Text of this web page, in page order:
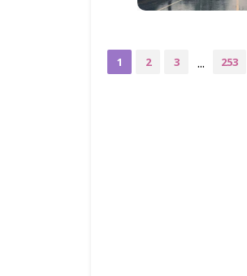
1 2 3 ... 253